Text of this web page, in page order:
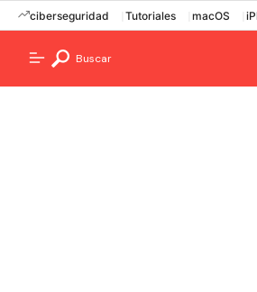
ciberseguridad Tutoriales macOS
Buscar